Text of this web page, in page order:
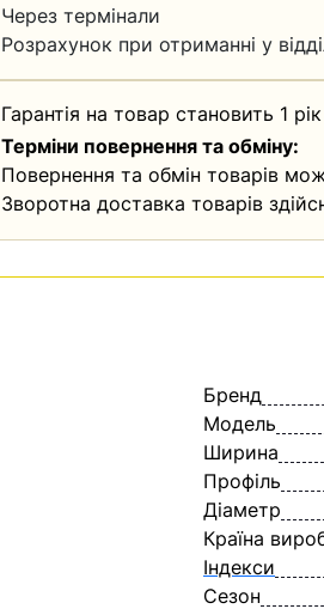
Через термінали
Розрахунок при отриманні у
Гарантія на товар становить 1
Терміни повернення та обміну:
Повернення та обмін товарів
Зворотна доставка товарів
Бренд
Модель
Ширина
Профіль
Діаметр
Країна
Індекси
Сезон